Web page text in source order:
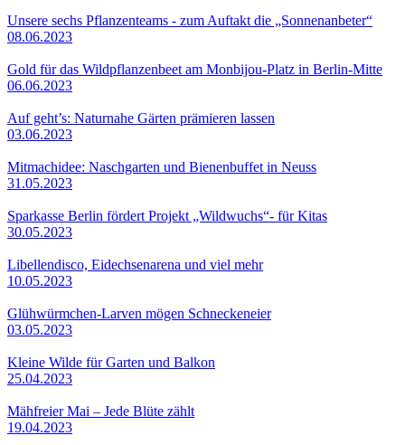
Unsere sechs Pflanzenteams - zum Auftakt die „Sonnenanbeter“
08.06.2023
Gold für das Wildpflanzenbeet am Monbijou-Platz in Berlin-Mitte
06.06.2023
Auf geht’s: Naturnahe Gärten prämieren lassen
03.06.2023
Mitmachidee: Naschgarten und Bienenbuffet in Neuss
31.05.2023
Sparkasse Berlin fördert Projekt „Wildwuchs“- für Kitas
30.05.2023
Libellendisco, Eidechsenarena und viel mehr
10.05.2023
Glühwürmchen-Larven mögen Schneckeneier
03.05.2023
Kleine Wilde für Garten und Balkon
25.04.2023
Mähfreier Mai – Jede Blüte zählt
19.04.2023